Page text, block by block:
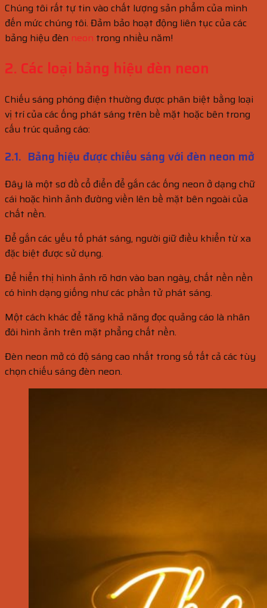
Chúng tôi rất tự tin vào chất lượng sản phẩm của mình
đến mức chúng tôi. Đảm bảo hoạt động liên tục của các
bảng hiệu đèn neon trong nhiều năm!
2. Các loại bảng hiệu đèn neon
Chiếu sáng phóng điện thường được phân biệt bằng loại
vị trí của các ống phát sáng trên bề mặt hoặc bên trong
cấu trúc quảng cáo:
2.1. Bảng hiệu được chiếu sáng với đèn neon mở
Đây là một sơ đồ cổ điển để gắn các ống neon ở dạng chữ
cái hoặc hình ảnh đường viền lên bề mặt bên ngoài của
chất nền.
Để gắn các yếu tố phát sáng, người giữ điều khiển từ xa
đặc biệt được sử dụng.
Để hiển thị hình ảnh rõ hơn vào ban ngày, chất nền nền
có hình dạng giống như các phần tử phát sáng.
Một cách khác để tăng khả năng đọc quảng cáo là nhân
đôi hình ảnh trên mặt phẳng chất nền.
Đèn neon mở có độ sáng cao nhất trong số tất cả các tùy
chọn chiếu sáng đèn neon.